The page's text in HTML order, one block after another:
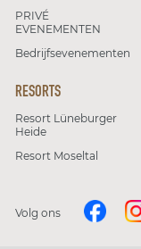
PRIVÉ
EVENEMENTEN
Bedrijfsevenementen
RESORTS
Resort Lüneburger
Heide
Resort Moseltal
Volg ons